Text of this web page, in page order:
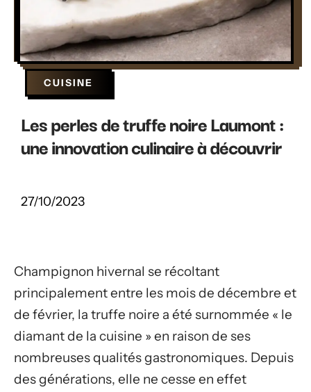
CUISINE
Les perles de truffe noire Laumont :
une innovation culinaire à découvrir
27/10/2023
Champignon hivernal se récoltant
principalement entre les mois de décembre et
de février, la truffe noire a été surnommée « le
diamant de la cuisine » en raison de ses
nombreuses qualités gastronomiques. Depuis
des générations, elle ne cesse en effet